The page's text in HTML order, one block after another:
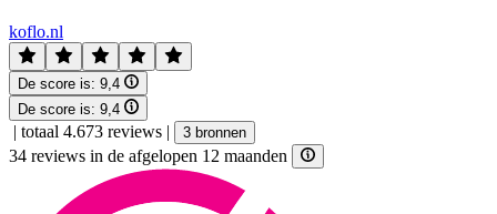
koflo.nl
De score is: 9,4
De score is: 9,4
| totaal 4.673 reviews | 3 bronnen
34 reviews in de afgelopen 12 maanden